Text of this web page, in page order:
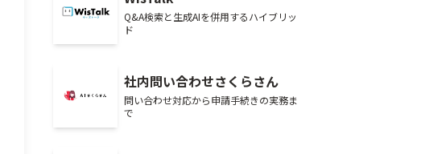
Q&A検索と生成AIを併用するハイブリッ
ド
社内問い合わせさくらさん
問い合わせ対応から申請手続きの実務ま
で